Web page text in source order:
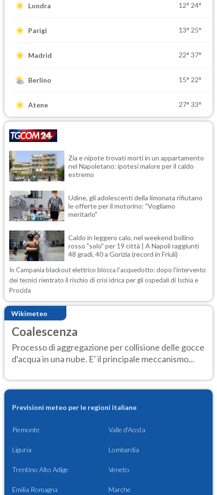
Londra 12° 24°
Parigi 13° 25°
Madrid 22° 37°
Berlino 15° 22°
Atene 27° 33°
Zia e nipote trovati morti in un appartamento
nel Napoletano: ipotesi malore per il caldo
estremo
Udine, gli adolescenti della limonata rifiutano
le offerte per il motorino: "Vogliamo
meritarlo"
Caldo in leggero calo, nel weekend bollino
rosso "solo" per 19 città | A Napoli raggiunti
48 gradi, 40 a Gorizia (record in Friuli)
In Campania blackout elettrico blocca l'acquedotto: dopo l'intervento
dei tecnici rientrato il rischio di crisi idrica per gli ospedali di Ischia e
Procida
Wikimeteo
Coalescenza
Processo di aggregazione per collisione delle gocce
d'acqua in una nube. E' il principale meccanismo...
Previsioni meteo per le regioni italiane
Piemonte Valle d'Aosta
Liguria Lombardia
Trentino Alto Adige Veneto
Emilia Romagna Marche